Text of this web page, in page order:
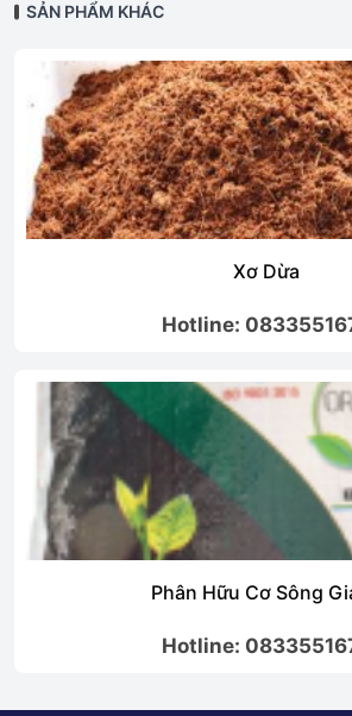
SẢN PHẨM KHÁC
Xơ Dừa
Hotline:
Phân Hữu Cơ Sông
Hotline: